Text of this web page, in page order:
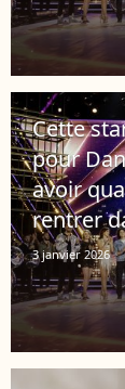
Cette
pour
avoir
rentrer
3 janvier 2026